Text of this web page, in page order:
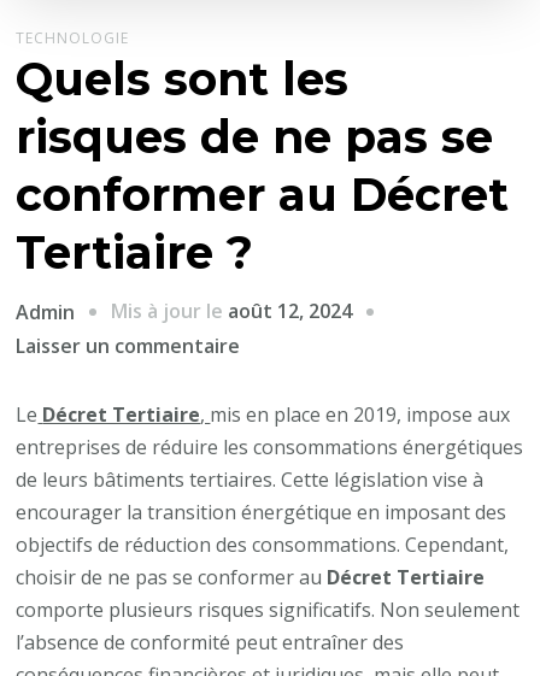
TECHNOLOGIE
Quels sont les
risques de ne pas se
conformer au Décret
Tertiaire ?
Admin Mis à jour le août 12, 2024
Laisser un commentaire
sont
les
risques
de
ne
pas
se
conformer
au
Le Décret Tertiaire, mis en place en 2019, impose aux
entreprises de réduire les consommations énergétiques
de leurs bâtiments tertiaires. Cette législation vise à
encourager la transition énergétique en imposant des
objectifs de réduction des consommations. Cependant,
choisir de ne pas se conformer au Décret Tertiaire
comporte plusieurs risques significatifs. Non seulement
l’absence de conformité peut entraîner des